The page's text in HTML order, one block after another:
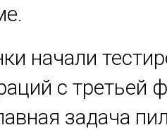
начали
с третьей
задача